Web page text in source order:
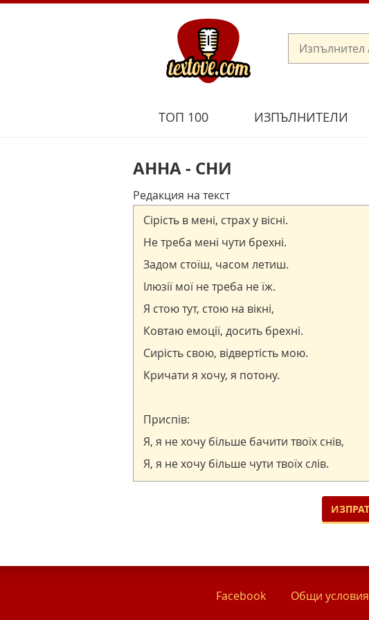
ТОП 100 ИЗПЪЛНИТЕЛИ
АННА - СНИ
Редакция на текст
Facebook Общи условия